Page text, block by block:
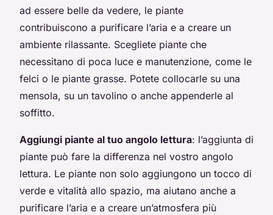
ad essere belle da vedere, le piante
contribuiscono a purificare l’aria e a creare un
ambiente rilassante. Scegliete piante che
necessitano di poca luce e manutenzione, come le
felci o le piante grasse. Potete collocarle su una
mensola, su un tavolino o anche appenderle al
soffitto.
Aggiungi piante al tuo angolo lettura: l’aggiunta di
piante può fare la differenza nel vostro angolo
lettura. Le piante non solo aggiungono un tocco di
verde e vitalità allo spazio, ma aiutano anche a
purificare l’aria e a creare un’atmosfera più